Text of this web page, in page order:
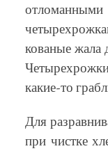
кованые жала
какие-то
Для
при чистке